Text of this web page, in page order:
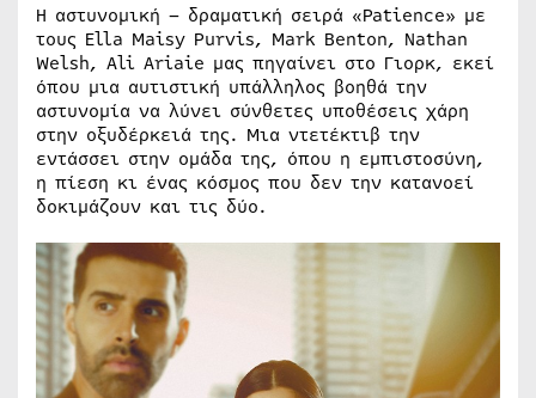
Η αστυνομική – δραματική σειρά «Patience» με
τους Ella Maisy Purvis, Mark Benton, Nathan
Welsh, Ali Ariaie μας πηγαίνει στο Γιορκ, εκεί
όπου μια αυτιστική υπάλληλος βοηθά την
αστυνομία να λύνει σύνθετες υποθέσεις χάρη
στην οξυδέρκειά της. Μια ντετέκτιβ την
εντάσσει στην ομάδα της, όπου η εμπιστοσύνη,
η πίεση κι ένας κόσμος που δεν την κατανοεί
δοκιμάζουν και τις δύο.